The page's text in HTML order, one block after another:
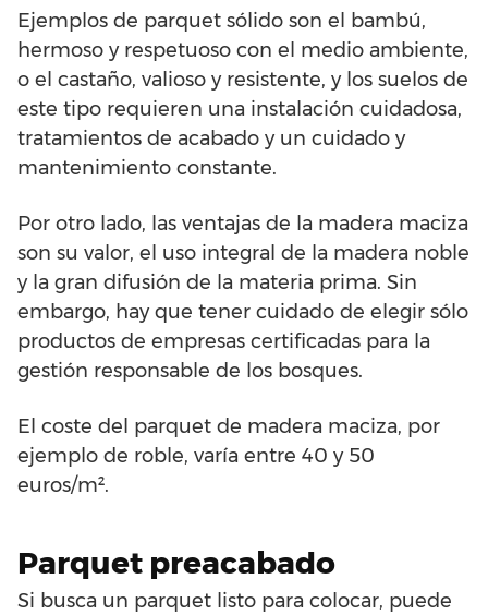
Ejemplos de parquet sólido son el bambú,
hermoso y respetuoso con el medio ambiente,
o el castaño, valioso y resistente, y los suelos de
este tipo requieren una instalación cuidadosa,
tratamientos de acabado y un cuidado y
mantenimiento constante.
Por otro lado, las ventajas de la madera maciza
son su valor, el uso integral de la madera noble
y la gran difusión de la materia prima. Sin
embargo, hay que tener cuidado de elegir sólo
productos de empresas certificadas para la
gestión responsable de los bosques.
El coste del parquet de madera maciza, por
ejemplo de roble, varía entre 40 y 50
euros/m².
Parquet preacabado
Si busca un parquet listo para colocar, puede